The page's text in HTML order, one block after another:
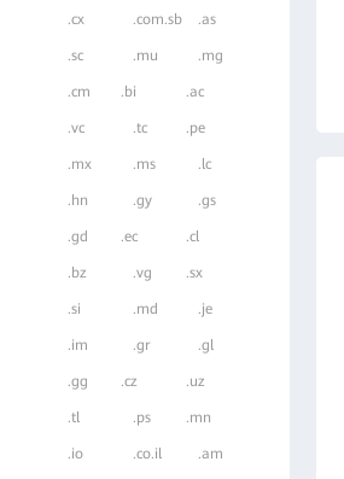
.cx .com.sb .as
.sc .mu .mg
.cm .bi .ac
.vc .tc .pe
.mx .ms .lc
.hn .gy .gs
.gd .ec .cl
.bz .vg .sx
.si .md .je
.im .gr .gl
.gg .cz .uz
.tl .ps .mn
.io .co.il .am